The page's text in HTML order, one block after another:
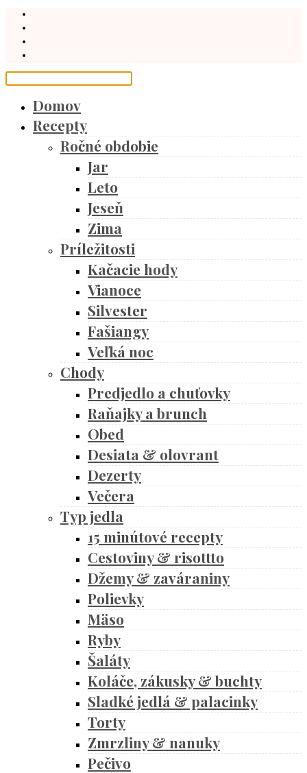
Domov
Recepty
Ročné obdobie
Jar
Leto
Jeseň
Zima
Príležitosti
Kačacie hody
Vianoce
Silvester
Fašiangy
Veľká noc
Chody
Predjedlo a chuťovky
Raňajky a brunch
Obed
Desiata & olovrant
Dezerty
Večera
Typ jedla
15 minútové recepty
Cestoviny & risottto
Džemy & zaváraniny
Polievky
Mäso
Ryby
Šaláty
Koláče, zákusky & buchty
Sladké jedlá & palacinky
Torty
Zmrzliny & nanuky
Pečivo